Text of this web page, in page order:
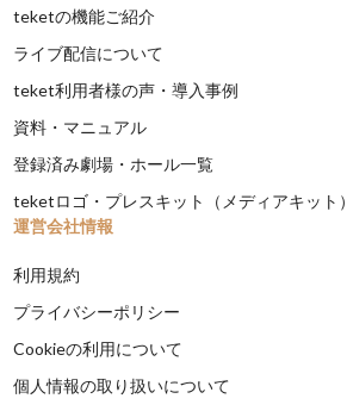
teketの機能ご紹介
ライブ配信について
teket利用者様の声・導入事例
資料・マニュアル
登録済み劇場・ホール一覧
teketロゴ・プレスキット（メディアキット）
運営会社情報
利用規約
プライバシーポリシー
Cookieの利用について
個人情報の取り扱いについて